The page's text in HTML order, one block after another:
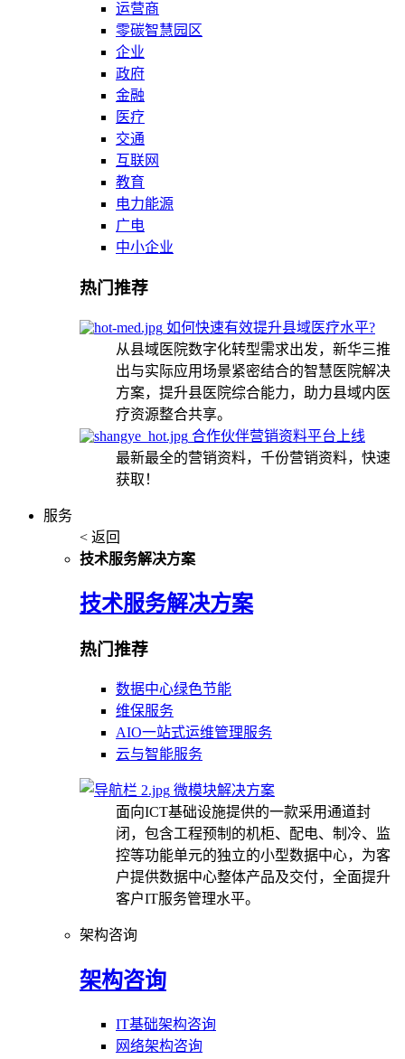
运营商
零碳智慧园区
企业
政府
金融
医疗
交通
互联网
教育
电力能源
广电
中小企业
热门推荐
如何快速有效提升县域医疗水平?
从县域医院数字化转型需求出发，新华三推
出与实际应用场景紧密结合的智慧医院解决
方案，提升县医院综合能力，助力县域内医
疗资源整合共享。
合作伙伴营销资料平台上线
最新最全的营销资料，千份营销资料，快速
获取！
服务
< 返回
技术服务解决方案
技术服务解决方案
热门推荐
数据中心绿色节能
维保服务
AIO一站式运维管理服务
云与智能服务
微模块解决方案
面向ICT基础设施提供的一款采用通道封
闭，包含工程预制的机柜、配电、制冷、监
控等功能单元的独立的小型数据中心，为客
户提供数据中心整体产品及交付，全面提升
客户IT服务管理水平。
架构咨询
架构咨询
IT基础架构咨询
网络架构咨询